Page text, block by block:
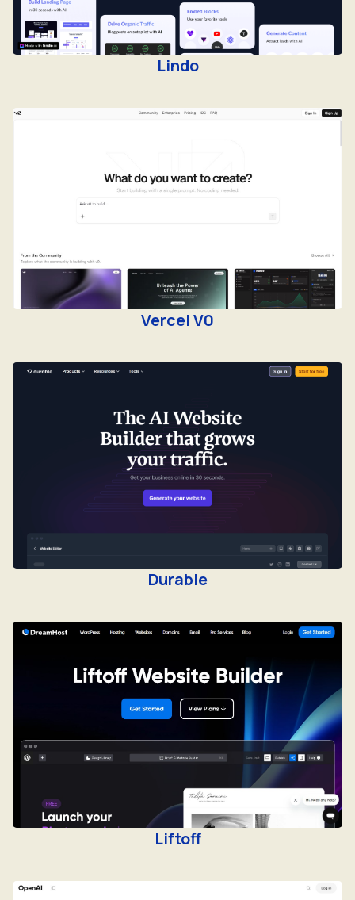
Lindo
Vercel V0
Durable
Liftoff